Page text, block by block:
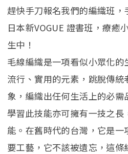
趕快手刀報名我們的編織班，
日本新VOGUE 證書班，療癒
生中！
毛線編織是一項看似小眾化的
流行、實用的元素，跳脫傳統
象，編織出任何生活上的必需
學習此技能亦可擁有一技之長
能。在舊時代的台灣，它是一
要工藝，它不該被遺忘，這條